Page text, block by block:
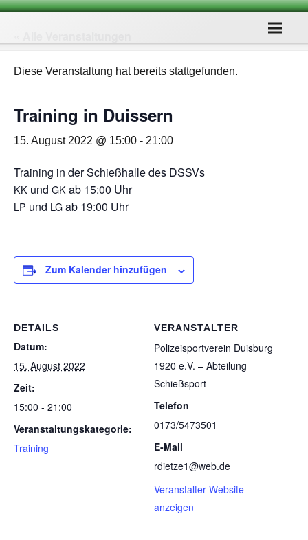
Diese Veranstaltung hat bereits stattgefunden.
Trai­ning in Duissern
15. August 2022 @ 15:00 - 21:00
Trai­ning in der Schieß­halle des DSSVs
KK und GK ab 15:00 Uhr
LP und LGab 19:00 Uhr
Zum Kalender hinzufügen
DETAILS
Datum:
15. August 2022
Zeit:
15:00 - 21:00
Veranstaltungskategorie:
Training
VERANSTALTER
Poli­zei­sport­ver­ein Duis­burg
1920 e.V. – Abtei­lung
Schießsport
Telefon
0173/5473501
E-Mail
rdietze1@web.de
Veranstalter-Website
anzeigen